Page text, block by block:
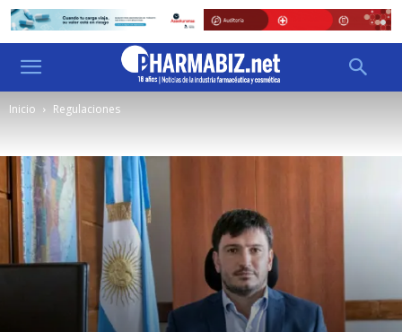
Inicio Regulaciones